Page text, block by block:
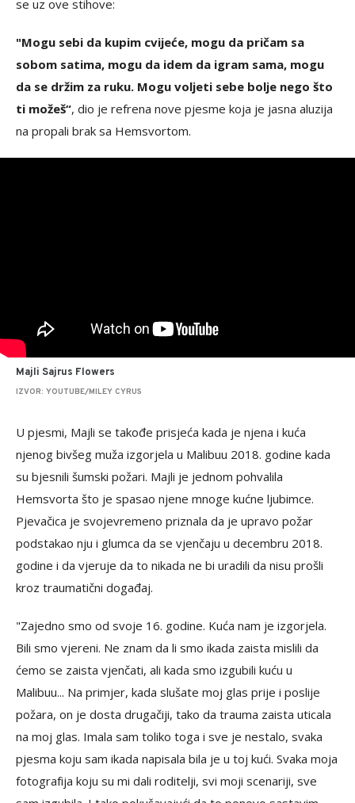
se uz ove stihove:
"Mogu sebi da kupim cvijeće, mogu da pričam sa
sobom satima, mogu da idem da igram sama, mogu
da se držim za ruku. Mogu voljeti sebe bolje nego što
ti možeš“, dio je refrena nove pjesme koja je jasna aluzija
na propali brak sa Hemsvortom.
Majli Sajrus Flowers
IZVOR: YOUTUBE/MILEY CYRUS
U pjesmi, Majli se takođe prisjeća kada je njena i kuća
njenog bivšeg muža izgorjela u Malibuu 2018. godine kada
su bjesnili šumski požari. Majli je jednom pohvalila
Hemsvorta što je spasao njene mnoge kućne ljubimce.
Pjevačica je svojevremeno priznala da je upravo požar
podstakao nju i glumca da se vjenčaju u decembru 2018.
godine i da vjeruje da to nikada ne bi uradili da nisu prošli
kroz traumatični događaj.
"Zajedno smo od svoje 16. godine. Kuća nam je izgorjela.
Bili smo vjereni. Ne znam da li smo ikada zaista mislili da
ćemo se zaista vjenčati, ali kada smo izgubili kuću u
Malibuu... Na primjer, kada slušate moj glas prije i poslije
požara, on je dosta drugačiji, tako da trauma zaista uticala
na moj glas. Imala sam toliko toga i sve je nestalo, svaka
pjesma koju sam ikada napisala bila je u toj kući. Svaka moja
fotografija koju su mi dali roditelji, svi moji scenariji, sve